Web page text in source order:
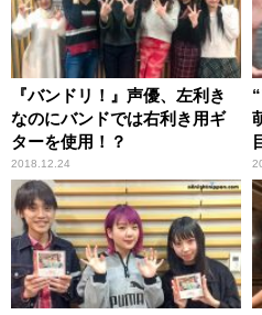
『バンドリ！』声優、左利き
なのにバンドでは右利き用ギ
ターを使用！？
2018.12.24